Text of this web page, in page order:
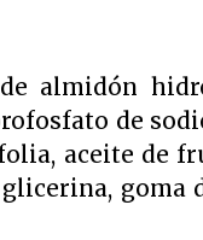
almidón
de
aceite de
goma